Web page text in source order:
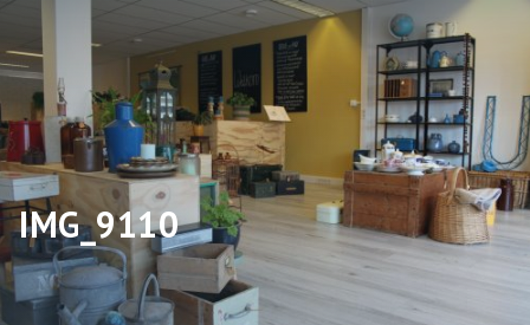
IMG_9110